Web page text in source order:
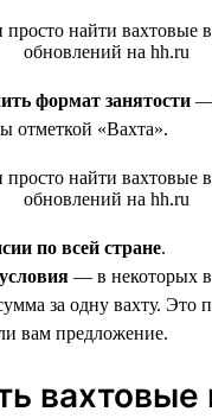
формат занятости —
отметкой «Вахта».
по всей стране.
— в некоторых
за одну вахту. Это
вам предложение.
вахтовые